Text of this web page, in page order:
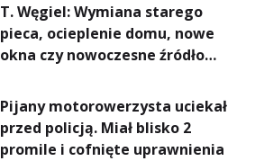
T. Węgiel: Wymiana starego
pieca, ocieplenie domu, nowe
okna czy nowoczesne źródło
rachunki za energię, lepszy
komfort życia i... czystsze
powietrze
Pijany motorowerzysta uciekał
przed policją. Miał blisko 2
promile i cofnięte uprawnienia